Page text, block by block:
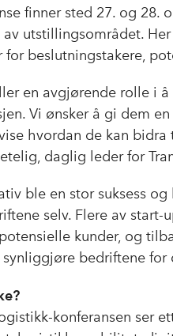
finner sted 27. og
av utstillingsområdet.
for beslutningstakere,
en avgjørende rolle i
Vi ønsker å gi dem
hvordan de kan
daglig leder for
ble en stor suksess
selv. Flere av
kunder, og
bedriftene for
konferansen ser